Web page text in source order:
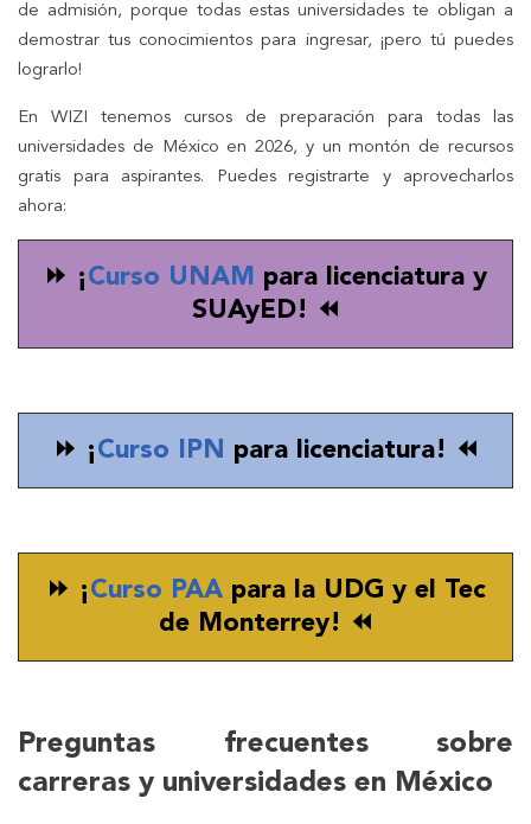
de admisión, porque todas estas universidades te obligan a
demostrar tus conocimientos para ingresar, ¡pero tú puedes
lograrlo!
En WIZI tenemos cursos de preparación para todas las
universidades de México en 2026, y un montón de recursos
gratis para aspirantes. Puedes registrarte y aprovecharlos
ahora:
⏩ ¡Curso UNAM para licenciatura y
SUAyED! ⏪
⏩ ¡Curso IPN para licenciatura! ⏪
⏩ ¡Curso PAApara la UDG y el Tec
de Monterrey! ⏪
Preguntas frecuentes sobre
carreras y universidades en México